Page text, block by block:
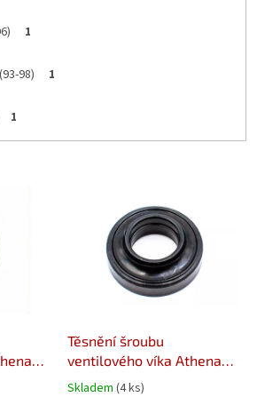
1
98) 1
1
Těsnění šroubu
ventilového víka Athena
S410485015029
Skladem (4 ks)